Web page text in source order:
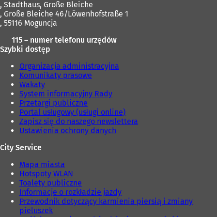
, Stadthaus, Große Bleiche
, Große Bleiche 46/Löwenhofstraße 1
, 55116 Moguncja
115 – numer telefonu urzędów
Szybki dostęp
Organizacja administracyjna
Komunikaty prasowe
Wakaty
System informacyjny Rady
Przetargi publiczne
Portal usługowy (usługi online)
Zapisz się do naszego newslettera
Ustawienia ochrony danych
City Service
Mapa miasta
Hotspoty WLAN
Toalety publiczne
Informacje o rozkładzie jazdy
Przewodnik dotyczący karmienia piersią i zmiany
pieluszek